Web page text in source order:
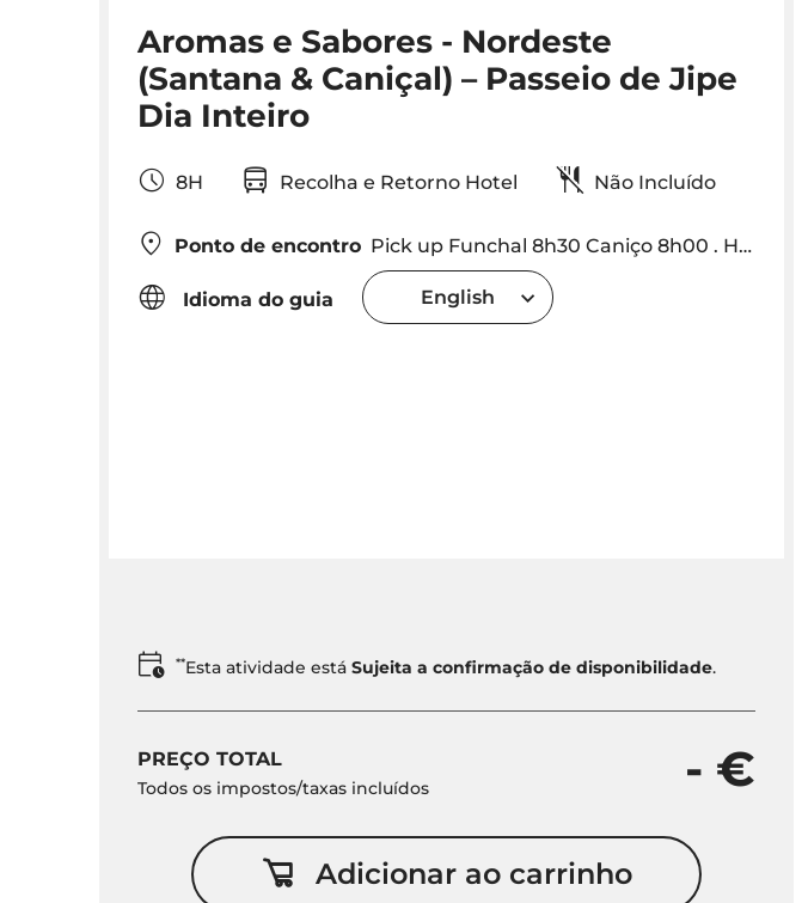
Aromas e Sabores - Nordeste
(Santana & Caniçal) – Passeio de Jipe
Dia Inteiro
8H Recolha e Retorno Hotel Não Incluído
Ponto de encontro Pick up Funchal 8h30 Caniço 8h00 . Hora Exacta será fornecida dependendo da localização hotel
Idioma do guia English
**Esta atividade estáSujeita a confirmação de disponibilidade.
PREÇO TOTAL
Todos os impostos/taxas incluídos - €
Adicionar ao carrinho